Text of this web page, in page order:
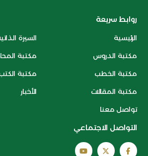
روابط سريعة
الرئيسية السيرة
مكتبة الدروس مكتبة
مكتبة الخطب مكتبة
مكتبة المقالات الأخبار
تواصل معنا
التواصل الاجتماعي